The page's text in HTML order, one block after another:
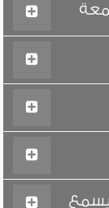
يسمع